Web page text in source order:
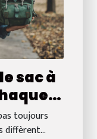
sac à
toujours
diffèrent...